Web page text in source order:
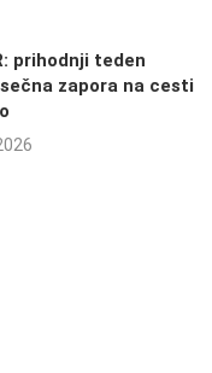
prihodnji teden
zapora na cesti